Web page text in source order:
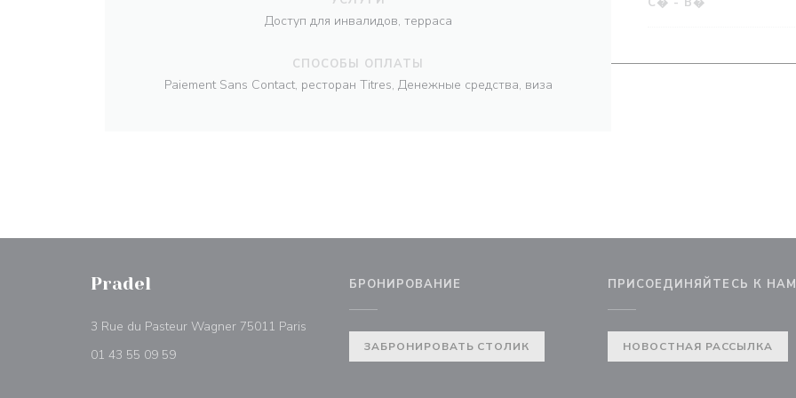
Доступ для инвалидов, терраса
СПОСОБЫ ОПЛАТЫ
Paiement Sans Contact, ресторан Titres, Денежные средства, виза
Pradel
3 Rue du Pasteur Wagner 75011 Paris
01 43 55 09 59
БРОНИРОВАНИЕ
ЗАБРОНИРОВАТЬ СТОЛИК
ПРИСОЕДИНЯЙТЕСЬ К НАМ
НОВОСТНАЯ РАССЫЛКА